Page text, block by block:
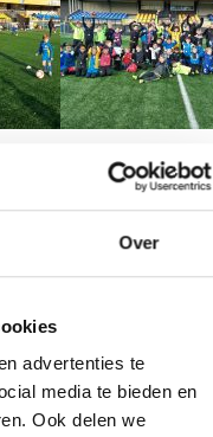
Over
advertenties te
media te bieden en
Ook delen we
(Hoofdtrainer
Coach België) en